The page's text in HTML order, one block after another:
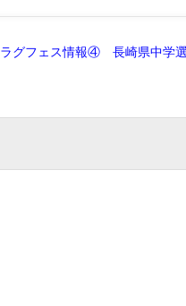
ラグフェス情報④ 長崎県中学